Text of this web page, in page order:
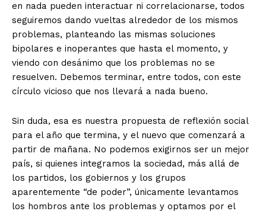
en nada pueden interactuar ni correlacionarse, todos
seguiremos dando vueltas alrededor de los mismos
problemas, planteando las mismas soluciones
bipolares e inoperantes que hasta el momento, y
viendo con desánimo que los problemas no se
resuelven. Debemos terminar, entre todos, con este
círculo vicioso que nos llevará a nada bueno.
Sin duda, esa es nuestra propuesta de reflexión social
para el año que termina, y el nuevo que comenzará a
partir de mañana. No podemos exigirnos ser un mejor
país, si quienes integramos la sociedad, más allá de
los partidos, los gobiernos y los grupos
aparentemente “de poder”, únicamente levantamos
los hombros ante los problemas y optamos por el